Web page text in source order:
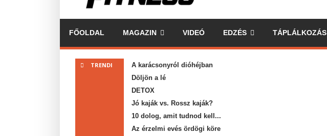
FŐOLDAL MAGAZIN VIDEÓ EDZÉS TÁPLÁLKOZÁS
TRENDI
A karácsonyról dióhéjban
Döljön a lé
DETOX
Jó kaják vs. Rossz kaják?
10 dolog, amit tudnod kell...
Az érzelmi evés ördögi köre